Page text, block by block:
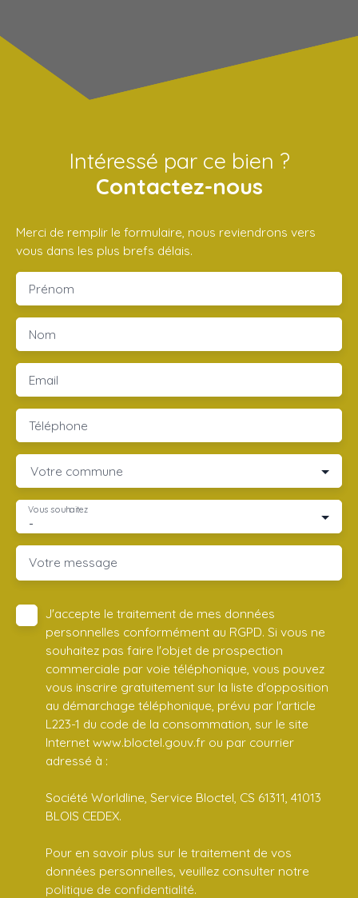
Intéressé par ce bien ?
Contactez-nous
Merci de remplir le formulaire, nous reviendrons vers
vous dans les plus brefs délais.
Prénom
Nom
Email
Téléphone
Votre commune
-
Vous souhaitez
Votre message
J'accepte le traitement de mes données
personnelles conformément au RGPD. Si vous ne
souhaitez pas faire l'objet de prospection
commerciale par voie téléphonique, vous pouvez
vous inscrire gratuitement sur la liste d'opposition
au démarchage téléphonique, prévu par l'article
L223-1 du code de la consommation, sur le site
Internet www.bloctel.gouv.fr ou par courrier
adressé à :
Société Worldline, Service Bloctel, CS 61311, 41013
BLOIS CEDEX.
Pour en savoir plus sur le traitement de vos
données personnelles, veuillez consulter notre
politique de confidentialité.